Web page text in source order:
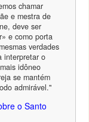
chamar
e mestra de
deve ser
e como porta
verdades
interpretar o
idôneo
se mantém
admirável."
o Santo